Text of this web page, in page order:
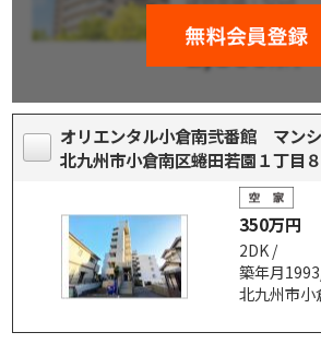
オリエンタル小倉南弐番館 マン
北九州市小倉南区蜷田若園１丁目
350万円
2DK /
築年月
北九州市小